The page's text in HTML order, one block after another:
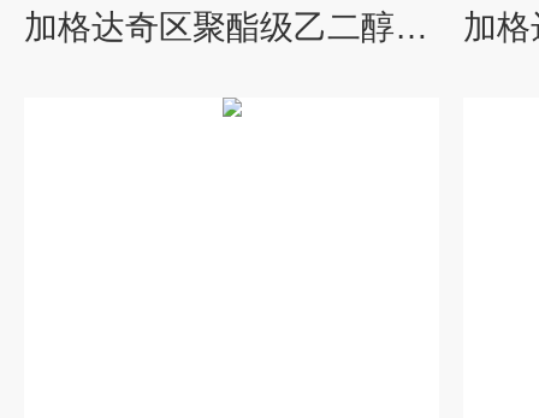
加格达奇区聚酯级乙二醇厂家